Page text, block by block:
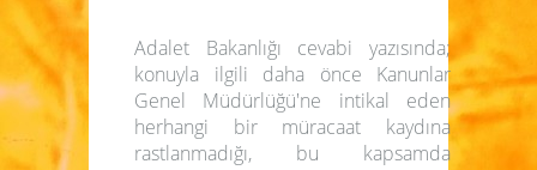
Adalet Bakanlığı cevabi yazısında;
konuyla ilgili daha önce Kanunlar
Genel Müdürlüğü'ne intikal eden
herhangi bir müracaat kaydına
rastlanmadığı, bu kapsamda